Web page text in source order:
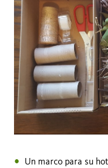
Un marco para su